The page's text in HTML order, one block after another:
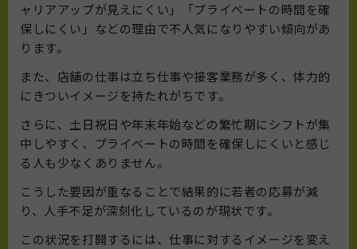
ャリアアップが見えにくい」「プライベートの時間を確
保しにくい」などの理由で不人気になりやすい傾向があ
ります。
また、店舗の仕事は立ち仕事や接客業務が多く、体力的
にきついイメージを持たれがちです。
さらに、土日祝日や年末年始などの繁忙期にシフトが集
中しやすく、プライベートの時間を確保しにくいと感じ
る人も少なくありません。
こうした要因が重なることで結果的に若者の応募が減
り、人手不足が深刻化しているのが現状です。
この状況を打開するには、仕事に対するイメージを変え